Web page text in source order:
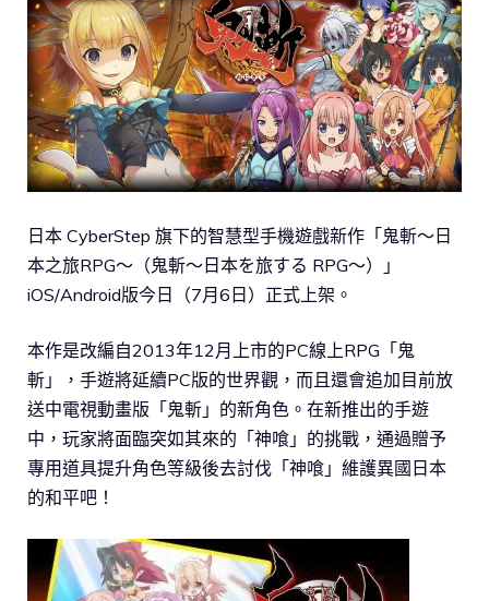
日本 CyberStep 旗下的智慧型手機遊戲新作「鬼斬～日
本之旅RPG～（鬼斬～日本を旅する RPG～）」
iOS/Android版今日（7月6日）正式上架。
本作是改編自2013年12月上市的PC線上RPG「鬼
斬」，手遊將延續PC版的世界觀，而且還會追加目前放
送中電視動畫版「鬼斬」的新角色。在新推出的手遊
中，玩家將面臨突如其來的「神喰」的挑戰，通過贈予
專用道具提升角色等級後去討伐「神喰」維護異國日本
的和平吧！